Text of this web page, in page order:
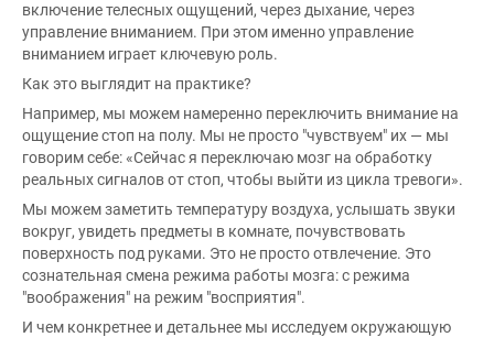
включение телесных ощущений, через дыхание, через
управление вниманием. При этом именно управление
вниманием играет ключевую роль.
Как это выглядит на практике?
Например, мы можем намеренно переключить внимание на
ощущение стоп на полу. Мы не просто "чувствуем" их — мы
говорим себе: «Сейчас я переключаю мозг на обработку
реальных сигналов от стоп, чтобы выйти из цикла тревоги».
Мы можем заметить температуру воздуха, услышать звуки
вокруг, увидеть предметы в комнате, почувствовать
поверхность под руками. Это не просто отвлечение. Это
сознательная смена режима работы мозга: с режима
"воображения" на режим "восприятия".
И чем конкретнее и детальнее мы исследуем окружающую